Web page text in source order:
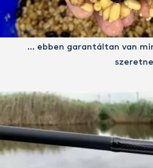
… ebben garantáltan van